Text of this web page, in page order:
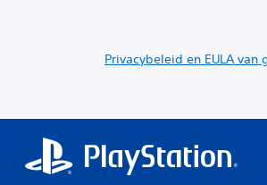
Privacybeleid en EULA van